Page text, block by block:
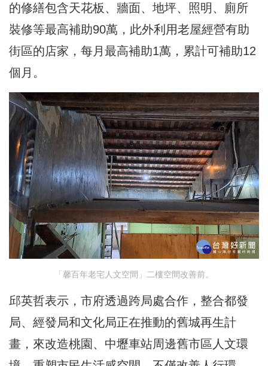
的修繕包含天花板、牆面、地坪、照明、廁所
裝修等最高補助90萬，此外利用老屋經營有助
街區的店家，每月最高補助1萬，累計可補助12
個月。
「馨百年老宅人文空間」二樓空間改善前。
邱英哲表示，市府透過跨局處合作，整合都發
局、經發局和文化局正在推動的舊城再生計
畫，來改造桃園、中壢車站周邊舊市區人文環